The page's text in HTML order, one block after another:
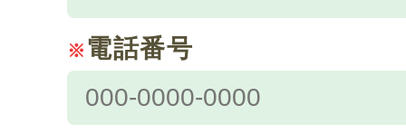
※ 電話番号